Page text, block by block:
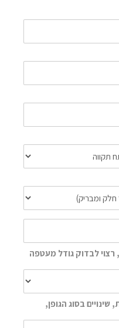
לבדוק גודל מעטפה
בסוג הגופן,